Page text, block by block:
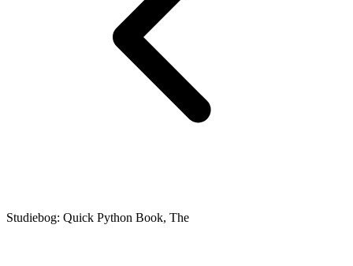
Studiebog: Quick Python Book, The